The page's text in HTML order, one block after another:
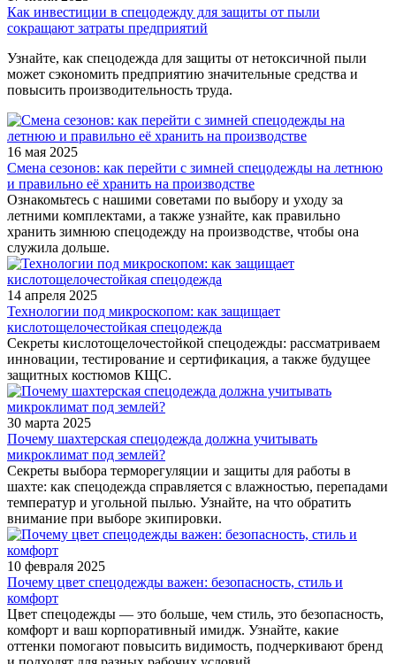
Как инвестиции в спецодежду для защиты от пыли
сокращают затраты предприятий
Узнайте, как спецодежда для защиты от нетоксичной пыли
может сэкономить предприятию значительные средства и
повысить производительность труда.
16 мая 2025
Смена сезонов: как перейти с зимней спецодежды на летнюю
и правильно её хранить на производстве
Ознакомьтесь с нашими советами по выбору и уходу за
летними комплектами, а также узнайте, как правильно
хранить зимнюю спецодежду на производстве, чтобы она
служила дольше.
14 апреля 2025
Технологии под микроскопом: как защищает
кислотощелочестойкая спецодежда
Секреты кислотощелочестойкой спецодежды: рассматриваем
инновации, тестирование и сертификация, а также будущее
защитных костюмов КЩС.
30 марта 2025
Почему шахтерская спецодежда должна учитывать
микроклимат под землей?
Секреты выбора терморегуляции и защиты для работы в
шахте: как спецодежда справляется с влажностью, перепадами
температур и угольной пылью. Узнайте, на что обратить
внимание при выборе экипировки.
10 февраля 2025
Почему цвет спецодежды важен: безопасность, стиль и
комфорт
Цвет спецодежды — это больше, чем стиль, это безопасность,
комфорт и ваш корпоративный имидж. Узнайте, какие
оттенки помогают повысить видимость, подчеркивают бренд